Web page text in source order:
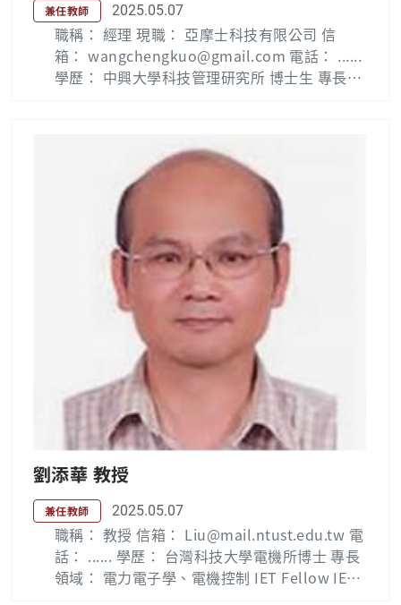
兼任教師 2025.05.07
職稱： 經理 現職： 亞摩士科技有限公司 信
箱： wangchengkuo@gmail.com 電話： ......
學歷： 中興大學科技管理研究所 博士生 專長領
司(2022年迄今) 經理  潔康企業有限公司(2018
年~2022年) 行銷管理處處長  現職:勤益科大育
成中心(2005年~2018年) 資深專案經理  友達
光電6代廠無塵室lifter project (2002~2003年)
建廠專案經理  廣輝光電6代廠無塵室lifter pro
ject (2002~2003年) 建廠專案經理  潔康企業
有限公司(1996~2003年) 總經理特助  易訊科
技股份有限公司(1994~1996年) 自行創業 兼職
工作:  經濟部中小企業處(2006年) 榮譽指導員
 行政院青年輔導委員會(2008~2009年) 青年創
業顧問，共輔導73案  TIC 100 創業競賽(2012
年) 輔導顧問  PAS 2050 產品碳足跡主任查證
員(2012年) 訓練通過  國際創造性問題解決方
法(TRIZ) (209~2013年) Level 1-3認證通過  I
SO 14064-1碳盤查主導查證員(2022年) 訓練通
過  勤益科大資管系、企管系(2011~迄今) 兼任
講師  福州大學創業學程(2011年) 兼任講師 
長庚大學電機所碩士在職專班(2012~迄今) 兼任
講師  嶺東科技大學資訊管理系 (2013年) 兼任
講師  中興大學創新產業經營學士學位學程(201
6年) 兼任講師  國際專案管理師(PMP，2015
劉添華 教授
兼任教師 2025.05.07
職稱： 教授 信箱： Liu@mail.ntust.edu.tw 電
話： ...... 學歷： 台灣科技大學電機所博士 專長
領域： 電力電子學、電機控制 IET Fellow IEEE